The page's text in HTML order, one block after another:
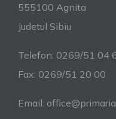
555100 Agnita
Judetul Sibiu
Telefon: 0269/51 04
Fax: 0269/51 20 00
Email: